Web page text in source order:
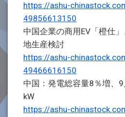
https://ashu-
49856613150
中国企業の商用EV「橙仕
地生産検討
https://ashu-
49466616150
中国：発電総容量8％増、
kW
https://ashu-